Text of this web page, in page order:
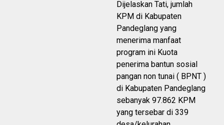
Dijelaskan Tati, jumlah
KPM di Kabupaten
Pandeglang yang
menerima manfaat
program ini Kuota
penerima bantun sosial
pangan non tunai ( BPNT )
di Kabupaten Pandeglang
sebanyak 97.862 KPM
yang tersebar di 339